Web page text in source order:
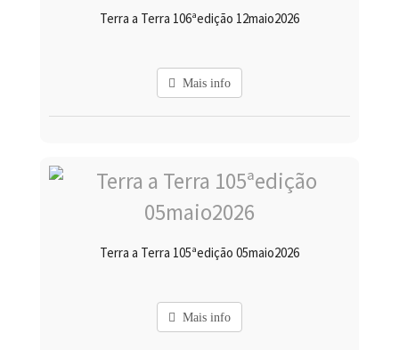
Terra a Terra 106ªedição 12maio2026
Mais info
Terra a Terra 105ªedição 05maio2026
Mais info